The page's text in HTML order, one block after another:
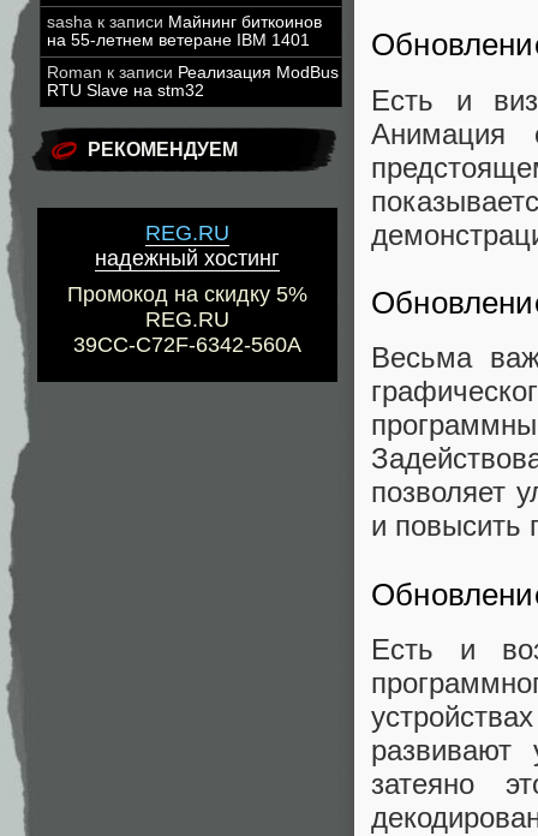
sasha к записи Майнинг биткоинов
на 55-летнем ветеране IBM 1401
Roman к записи Реализация ModBus
RTU Slave на stm32
РЕКОМЕНДУЕМ
REG.RU
надежный хостинг
Промокод на скидку 5%
REG.RU
39CC-C72F-6342-560A
Есть и
Анимация
Весьма
позволяет
и повысить
Есть и
затеяно